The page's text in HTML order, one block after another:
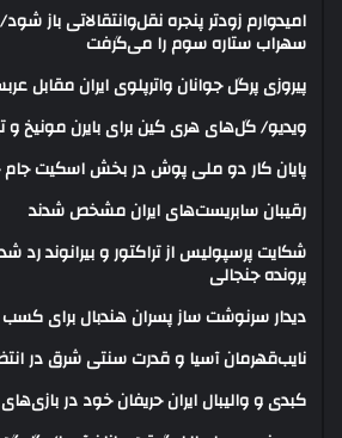
امیدوارم زودتر پنجره نقل‌وانتقالاتی باز
سهراب ستاره سوم را می‌گرفت
پیروزی پرگل جوانان واترپلوی ایران مقابل
ویدیو/ گل‌های هری‌ کین برای بایرن مونیخ
پایان کار دو ملی پوش در بخش اسکیت جام
رقیبان سابریست‌های ایران مشخص شدند
شکایت پرسپولیس از تراکتور و بیرانوند
پرونده جنجالی
دیدار سرنوشت ساز پسران هندبال برای
نایب‌قهرمان آسیا و قدرت سنتی شرق در
کبدی و والیبال ایران حریفان خود در